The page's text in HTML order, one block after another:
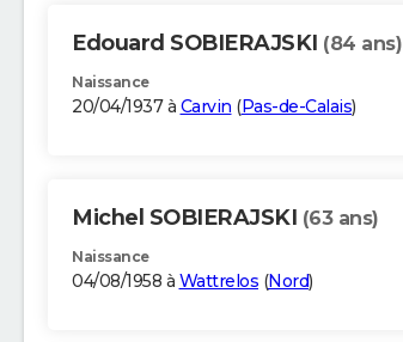
Edouard SOBIERAJSKI (84 ans)
Naissance
20/04/1937 à Carvin (Pas-de-Calais)
Michel SOBIERAJSKI (63 ans)
Naissance
04/08/1958 à Wattrelos (Nord)